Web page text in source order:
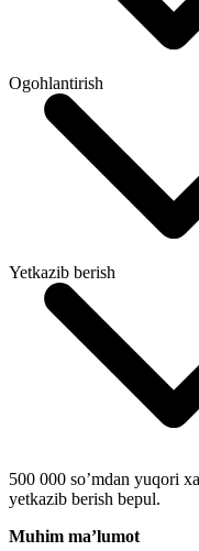
Ogohlantirish
Yetkazib berish
500 000 so’mdan yuqori
yetkazib berish bepul.
Muhim ma’lumot